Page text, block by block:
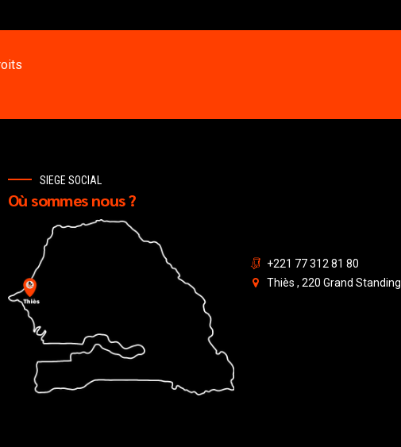
SIEGE SOCIAL
Où sommes nous ?
+221 77 312 81 80
Thiès , 220 Grand Standing